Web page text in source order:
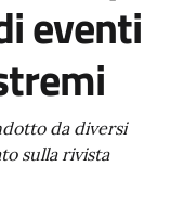
eventi
da diversi
sulla rivista